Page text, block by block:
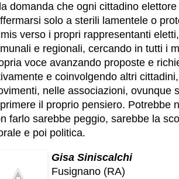
domanda che ogni cittadino
solo a sterili lamentele o
verso i propri rappresentanti
e regionali, cercando in tutti i
voce avanzando proposte e
e coinvolgendo altri
nelle associazioni, ovunque
il proprio pensiero. Potrebbe
farlo sarebbe peggio, sarebbe la
e poi politica.
Gisa Siniscalchi
Fusignano (RA)